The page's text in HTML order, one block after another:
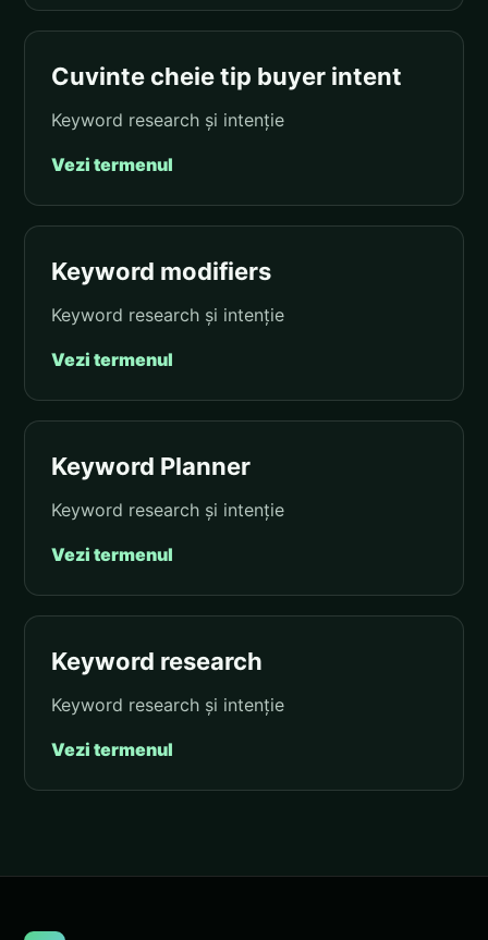
Cuvinte cheie tip buyer intent
Keyword research și intenție
Vezi termenul
Keyword modifiers
Keyword research și intenție
Vezi termenul
Keyword Planner
Keyword research și intenție
Vezi termenul
Keyword research
Keyword research și intenție
Vezi termenul